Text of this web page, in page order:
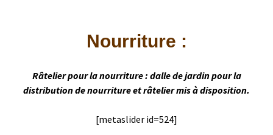
Nourriture :
Râtelier pour la nourriture: dalle de jardin pour la
distribution de nourriture et râtelier mis à disposition.
[metaslider id=524]